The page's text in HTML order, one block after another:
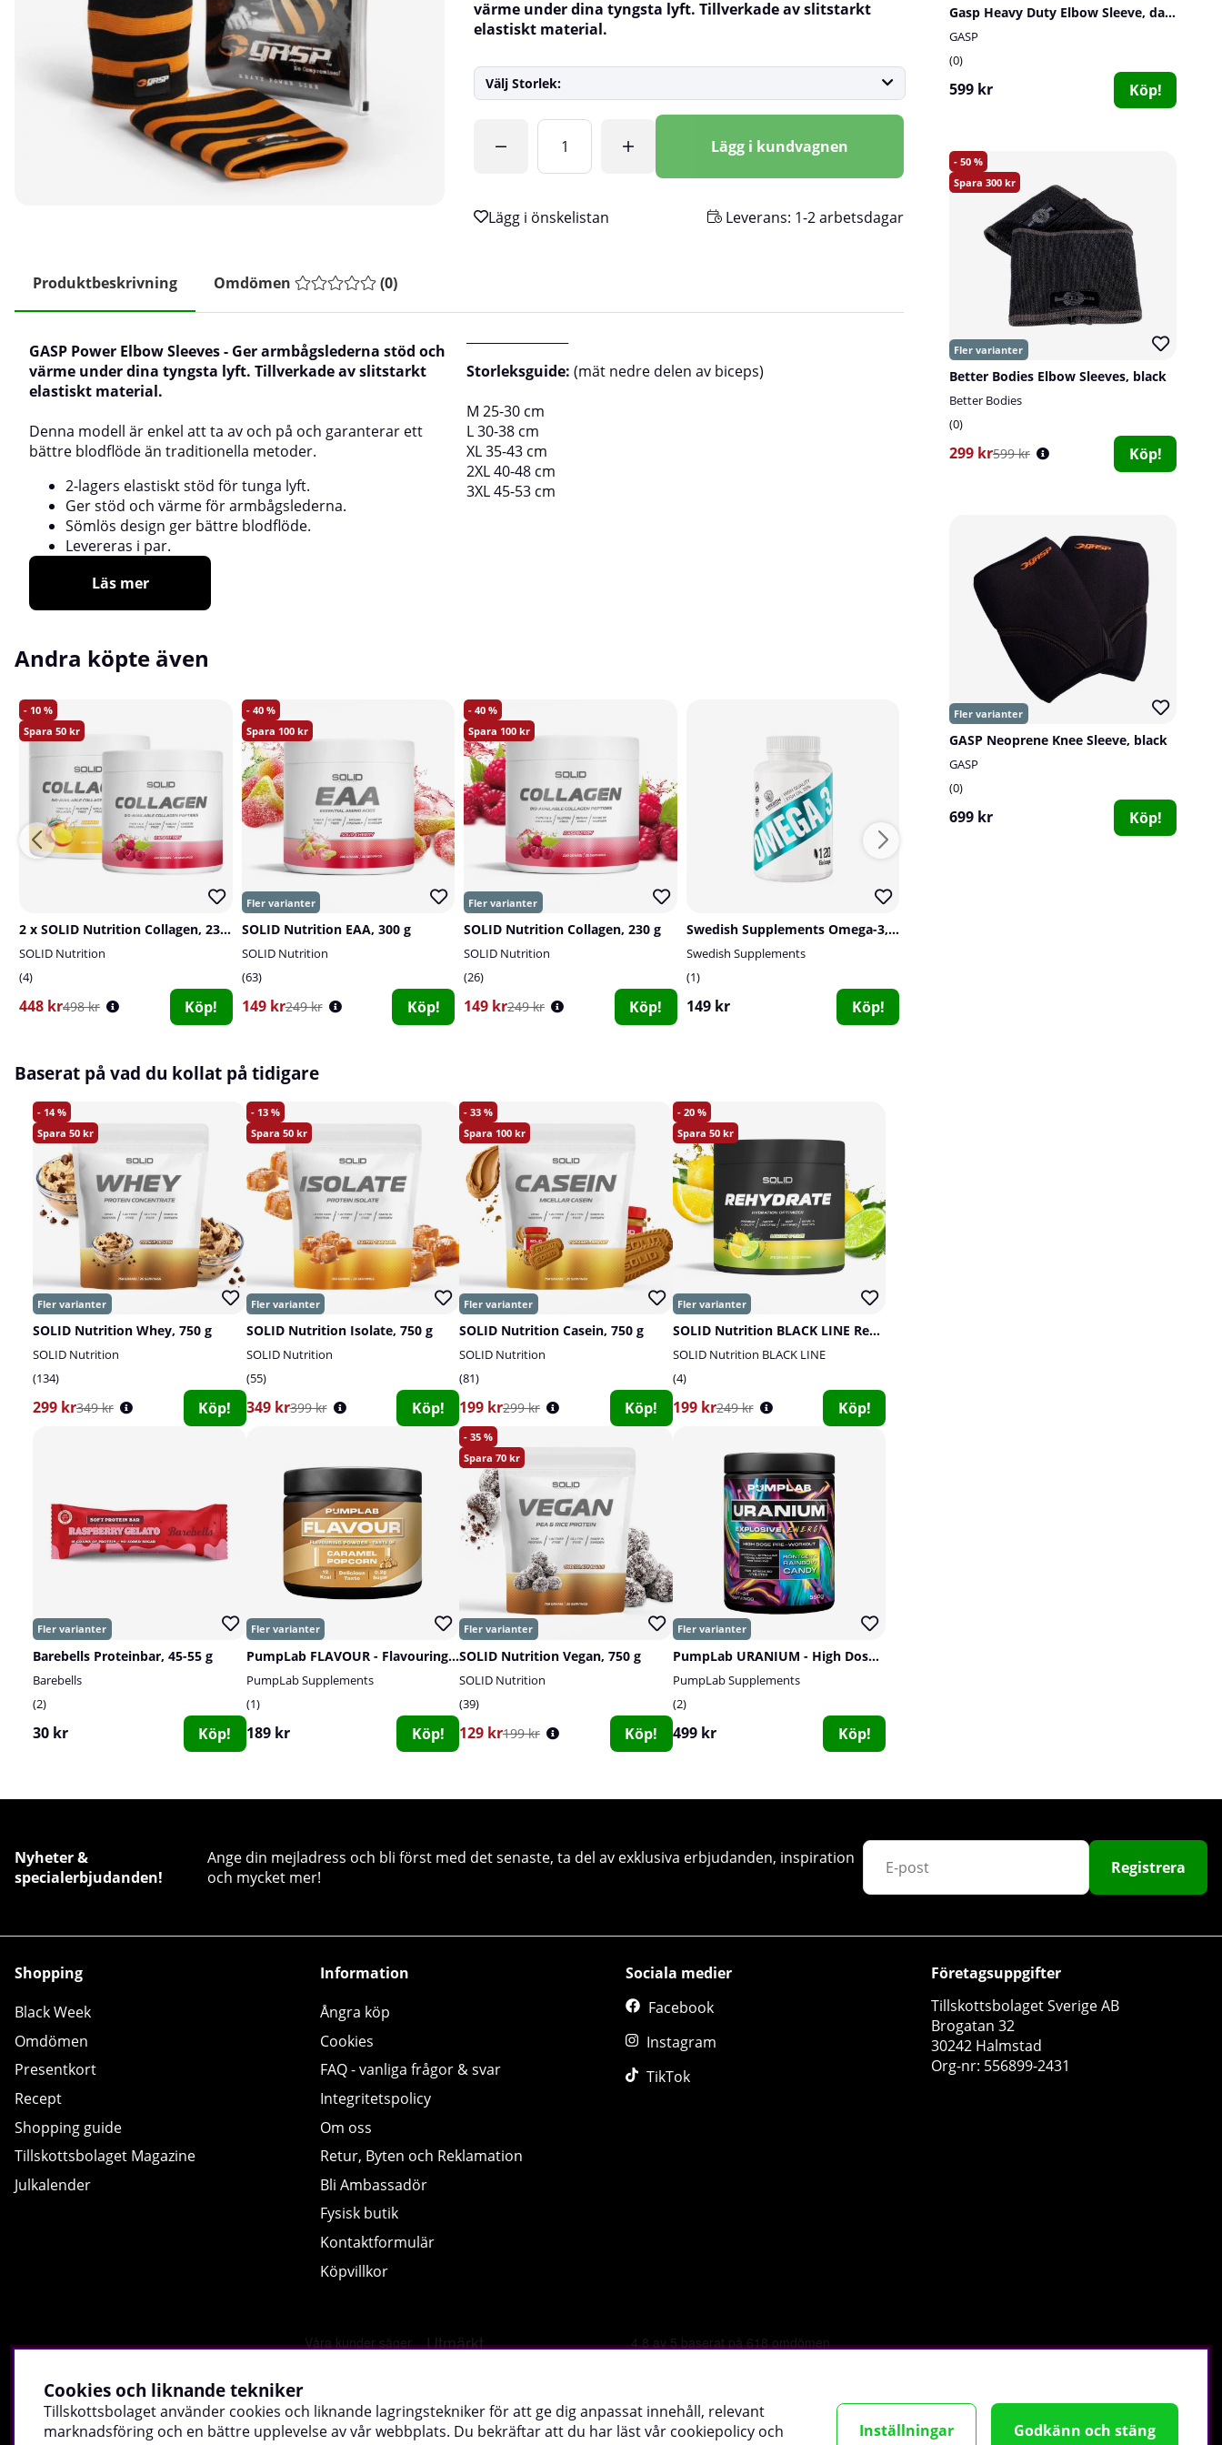
värme under dina tyngsta lyft. Tillverkade av slitstarkt
elastiskt material.
Välj Storlek:
Lägg i kundvagnen
Leverans: 1-2 arbetsdagar
Gasp Heavy Duty Elbow Sleeve, dark camo
GASP
0
599 kr Köp!
50
300
Better Bodies Elbow Sleeves, black
Better Bodies
0
299 kr599 kr Köp!
GASP Neoprene Knee Sleeve, black
GASP
0
699 kr Köp!
Produktbeskrivning Omdömen (0)
GASP Power Elbow Sleeves - Ger armbågslederna stöd och
värme under dina tyngsta lyft. Tillverkade av slitstarkt
elastiskt material.
Denna modell är enkel att ta av och på och garanterar ett
bättre blodflöde än traditionella metoder.
2-lagers elastiskt stöd för tunga lyft.
Ger stöd och värme för armbågslederna.
Sömlös design ger bättre blodflöde.
Levereras i par.
Storleksguide: (mät nedre delen av biceps)
M 25-30 cm
L 30-38 cm
XL 35-43 cm
2XL 40-48 cm
3XL 45-53 cm
Läs mer
Andra köpte även
10
50
2 x SOLID Nutrition Collagen, 230 g
SOLID Nutrition
4
448 kr498 kr Köp!
40
100
SOLID Nutrition EAA, 300 g
SOLID Nutrition
63
149 kr249 kr Köp!
40
100
SOLID Nutrition Collagen, 230 g
SOLID Nutrition
26
149 kr249 kr Köp!
Swedish Supplements Omega-3, 120 caps
Swedish Supplements
1
149 kr Köp!
28
Baserat på vad du kollat på tidigare
14
50
SOLID Nutrition Whey, 750 g
SOLID Nutrition
134
299 kr349 kr Köp!
13
50
SOLID Nutrition Isolate, 750 g
SOLID Nutrition
55
349 kr399 kr Köp!
33
100
SOLID Nutrition Casein, 750 g
SOLID Nutrition
81
199 kr299 kr Köp!
20
50
SOLID Nutrition BLACK LINE Rehydrate, 270 g
SOLID Nutrition BLACK LINE
4
199 kr249 kr Köp!
Barebells Proteinbar, 45-55 g
Barebells
2
30 kr Köp!
PumpLab FLAVOUR - Flavouring Powder, 60 serv.
PumpLab Supplements
1
189 kr Köp!
35
70
SOLID Nutrition Vegan, 750 g
SOLID Nutrition
39
129 kr199 kr Köp!
PumpLab URANIUM - High Dose PWO, 550 g
PumpLab Supplements
2
499 kr Köp!
Nyheter &
specialerbjudanden!
Ange din mejladress och bli först med det senaste, ta del av exklusiva erbjudanden, inspiration
och mycket mer!
Registrera
Shopping
Black Week
Omdömen
Presentkort
Recept
Shopping guide
Tillskottsbolaget Magazine
Julkalender
Information
Ångra köp
Cookies
FAQ - vanliga frågor & svar
Integritetspolicy
Om oss
Retur, Byten och Reklamation
Bli Ambassadör
Fysisk butik
Kontaktformulär
Köpvillkor
Sociala medier
Facebook
Instagram
TikTok
Företagsuppgifter
Tillskottsbolaget Sverige AB
Brogatan 32
30242 Halmstad
Org-nr: 556899-2431
Cookies och liknande tekniker
Tillskottsbolaget använder cookies och liknande lagringstekniker för att ge dig anpassat innehåll, relevant
marknadsföring och en bättre upplevelse av vår webbplats. Du bekräftar att du har läst vår cookiepolicy och
Inställningar Godkänn och stäng